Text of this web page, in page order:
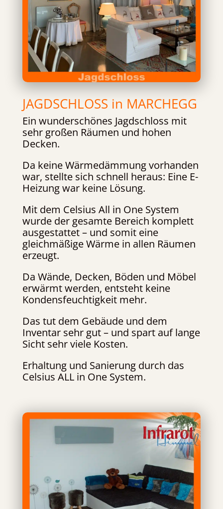
JAGDSCHLOSS in MARCHEGG
Ein wunderschönes Jagdschloss mit
sehr großen Räumen und hohen
Decken.
Da keine Wärmedämmung vorhanden
war, stellte sich schnell heraus: Eine E-
Heizung war keine Lösung.
Mit dem Celsius All in One System
wurde der gesamte Bereich komplett
ausgestattet – und somit eine
gleichmäßige Wärme in allen Räumen
erzeugt.
Da Wände, Decken, Böden und Möbel
erwärmt werden, entsteht keine
Kondensfeuchtigkeit mehr.
Das tut dem Gebäude und dem
Inventar sehr gut – und spart auf lange
Sicht sehr viele Kosten.
Erhaltung und Sanierung durch das
Celsius ALL in One System.